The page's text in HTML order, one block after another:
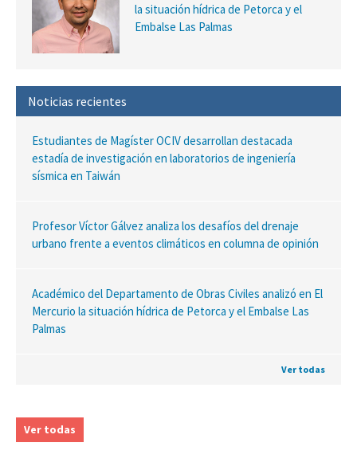
la situación hídrica de Petorca y el
Embalse Las Palmas
Noticias recientes
Estudiantes de Magíster OCIV desarrollan destacada
estadía de investigación en laboratorios de ingeniería
sísmica en Taiwán
Profesor Víctor Gálvez analiza los desafíos del drenaje
urbano frente a eventos climáticos en columna de opinión
Académico del Departamento de Obras Civiles analizó en El
Mercurio la situación hídrica de Petorca y el Embalse Las
Palmas
Ver todas
Ver todas